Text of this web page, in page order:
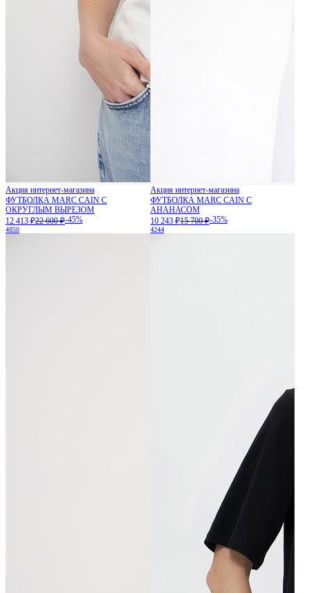
Акция интернет-магазина
ФУТБОЛКА MARC CAIN С
ОКРУГЛЫМ ВЫРЕЗОМ
12 413 ₽22 600 ₽-45%
4850
Акция интернет-магазина
ФУТБОЛКА MARC CAIN С
АНАНАСОМ
10 243 ₽15 700 ₽-35%
4244